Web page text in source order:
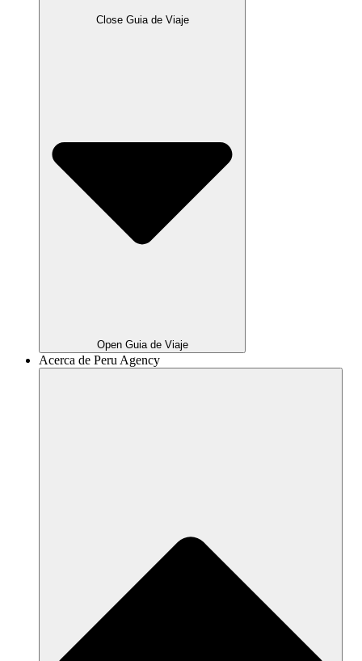
Close Guia de Viaje
Open Guia de Viaje
Acerca de Peru Agency